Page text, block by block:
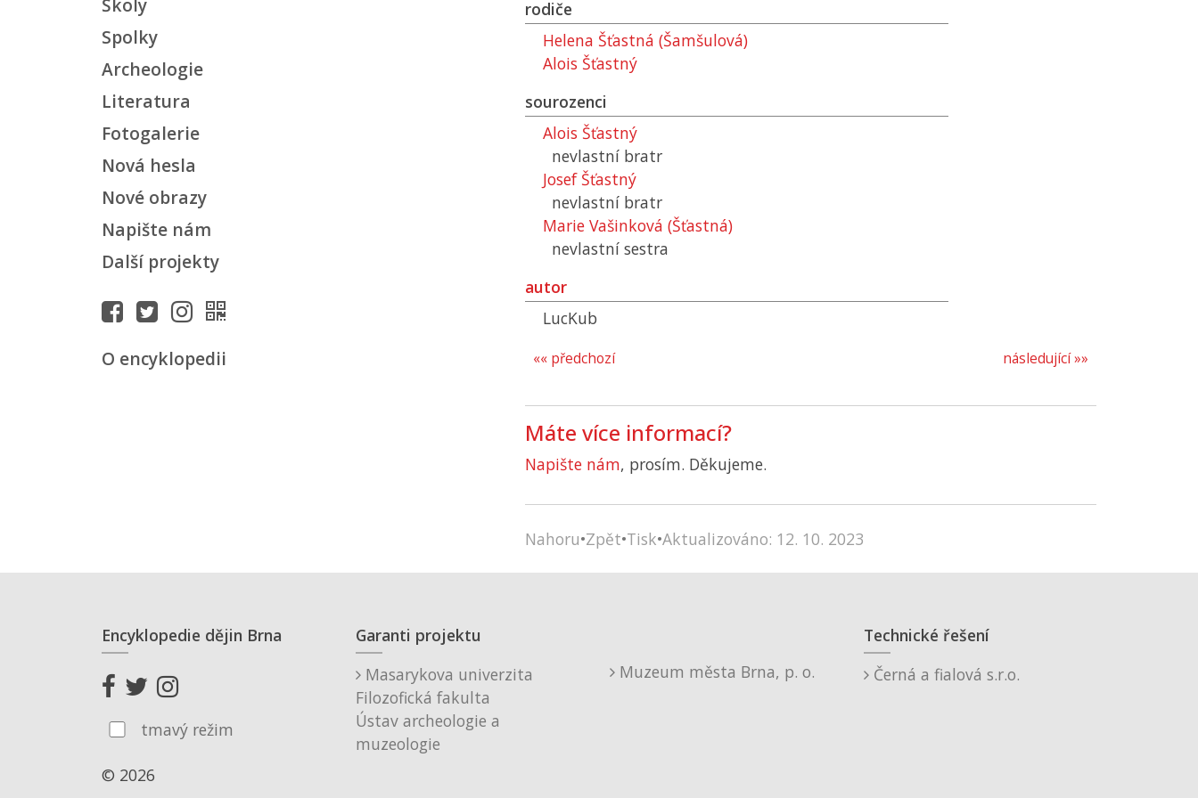
Školy
Spolky
Archeologie
Literatura
Fotogalerie
Nová hesla
Nové obrazy
Napište nám
Další projekty
O encyklopedii
rodiče
Helena Šťastná (Šamšulová)
Alois Šťastný
sourozenci
Alois Šťastný
nevlastní bratr
Josef Šťastný
nevlastní bratr
Marie Vašinková (Šťastná)
nevlastní sestra
autor
LucKub
následující »»
«« předchozí
Máte více informací?
Napište nám, prosím. Děkujeme.
Nahoru•Zpět•Tisk•Aktualizováno: 12. 10. 2023
Encyklopedie dějin Brna
tmavý režim
© 2026
Garanti projektu
Masarykova univerzita
Filozofická fakulta
Ústav archeologie a
muzeologie
Muzeum města Brna, p. o.
Technické řešení
Černá a fialová s.r.o.